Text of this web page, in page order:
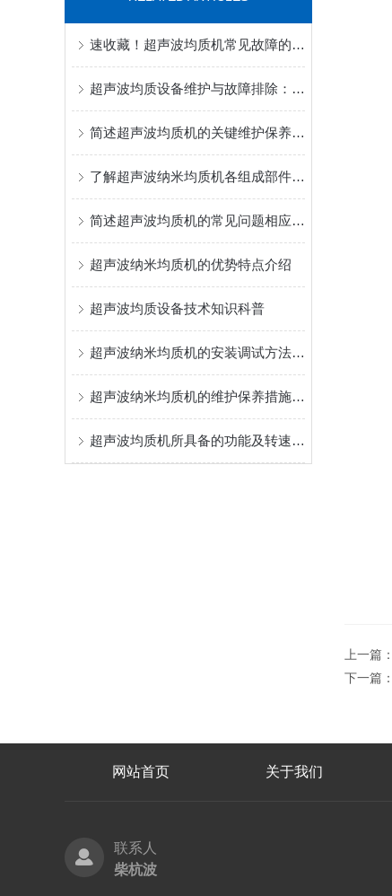
速收藏！超声波均质机常见故障的解决方法分享
超声波均质设备维护与故障排除：延长使用寿命的实战经验
简述超声波均质机的关键维护保养方法
了解超声波纳米均质机各组成部件功能特点才能更好的使用它
简述超声波均质机的常见问题相应解决方法
超声波纳米均质机的优势特点介绍
超声波均质设备技术知识科普
超声波纳米均质机的安装调试方法分享
超声波纳米均质机的维护保养措施介绍
超声波均质机所具备的功能及转速分析
上一篇：
下一篇：
网站首页 关于我们
联系人
柴杭波